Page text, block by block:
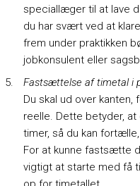
speciallæger til at lave
du har svært ved at
frem under praktikken
jobkonsulent eller
Fastsættelse af timetal i
Du skal ud over
reelle. Dette betyder,
timer, så du kan
For at kunne fastsætte
vigtigt at starte med få